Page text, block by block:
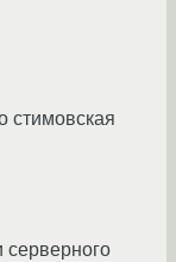
стимовская
серверного